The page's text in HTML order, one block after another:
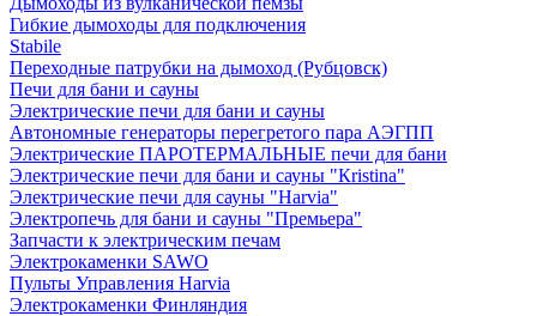
Гибкие дымоходы для подключения
Stabile
Переходные патрубки на дымоход (Рубцовск)
Печи для бани и сауны
Электрические печи для бани и сауны
Автономные генераторы перегретого пара АЭГПП
Электрические ПАРОТЕРМАЛЬНЫЕ печи для бани
Электрические печи для бани и сауны "Кristina"
Электрические печи для сауны "Harvia"
Электропечь для бани и сауны "Премьера"
Запчасти к электрическим печам
Электрокаменки SAWO
Пульты Управления Harvia
Электрокаменки Финляндия